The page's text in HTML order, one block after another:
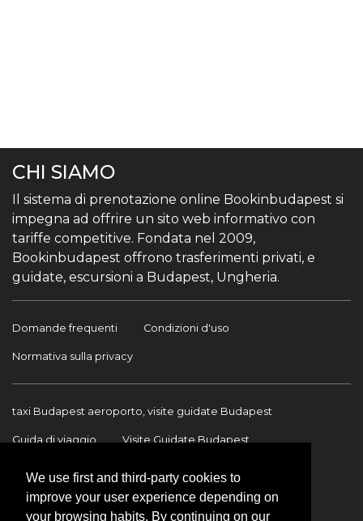
We use first and third-party cookies to
improve your user experience depending on
your browsing habits. By continuing on our
CHI SIAMO
Il sistema di prenotazione online Bookinbudapest si
impegna ad offrire un sito web informativo con
tariffe competitive. Fondata nel 2009,
Bookinbudapest offrono trasferimenti privati, e
guidate, escursioni a Budapest, Ungheria.
Domande frequenti Condizioni d'uso
Normativa sulla privacy
taxi Budapest aeroporto, visite guidate Budapest
Guida di viaggio Visite Guidate Budapest
Contatto